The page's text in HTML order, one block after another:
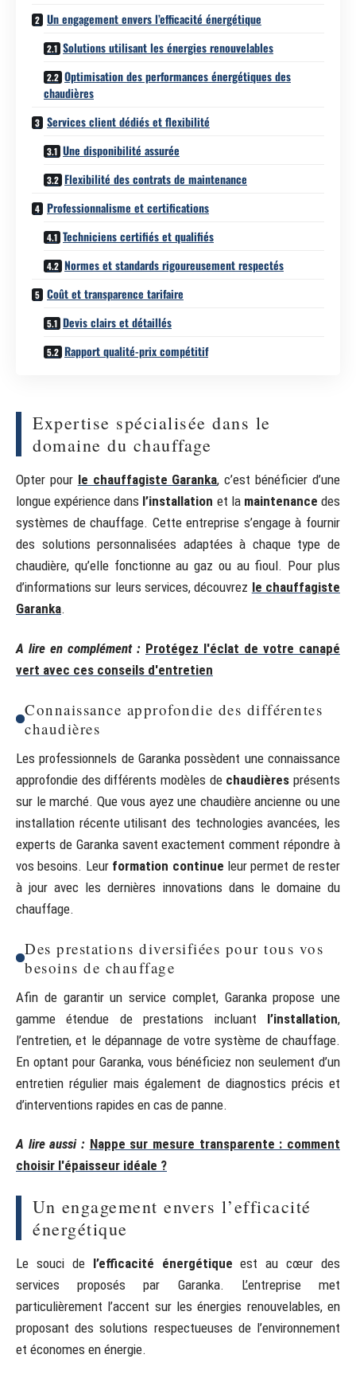
Un engagement envers l’efficacité énergétique
Solutions utilisant les énergies renouvelables
Optimisation des performances énergétiques des
chaudières
Services client dédiés et flexibilité
Une disponibilité assurée
Flexibilité des contrats de maintenance
Professionnalisme et certifications
Techniciens certifiés et qualifiés
Normes et standards rigoureusement respectés
Coût et transparence tarifaire
Devis clairs et détaillés
Rapport qualité-prix compétitif
Expertise spécialisée dans le
domaine du chauffage
Opter pour le chauffagiste Garanka, c’est bénéficier d’une
longue expérience dans l’installation et la maintenance des
systèmes de chauffage. Cette entreprise s’engage à fournir
des solutions personnalisées adaptées à chaque type de
chaudière, qu’elle fonctionne au gaz ou au fioul. Pour plus
d’informations sur leurs services, découvrez le chauffagiste
Garanka.
A lire en complément : Protégez l'éclat de votre canapé
vert avec ces conseils d'entretien
Connaissance approfondie des différentes
chaudières
Les professionnels de Garanka possèdent une connaissance
approfondie des différents modèles de chaudières présents
sur le marché. Que vous ayez une chaudière ancienne ou une
installation récente utilisant des technologies avancées, les
experts de Garanka savent exactement comment répondre à
vos besoins. Leur formation continue leur permet de rester
à jour avec les dernières innovations dans le domaine du
chauffage.
Des prestations diversifiées pour tous vos
besoins de chauffage
Afin de garantir un service complet, Garanka propose une
gamme étendue de prestations incluant l’installation,
l’entretien, et le dépannage de votre système de chauffage.
En optant pour Garanka, vous bénéficiez non seulement d’un
entretien régulier mais également de diagnostics précis et
d’interventions rapides en cas de panne.
A lire aussi : Nappe sur mesure transparente : comment
choisir l'épaisseur idéale ?
Un engagement envers l’efficacité
énergétique
Le souci de l’efficacité énergétique est au cœur des
services proposés par Garanka. L’entreprise met
particulièrement l’accent sur les énergies renouvelables, en
proposant des solutions respectueuses de l’environnement
et économes en énergie.